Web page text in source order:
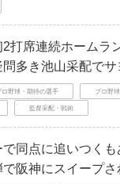
打席連続ホームラ
多き池山采配でサ
ロ野球・期待の選手 プロ野
監督采配・戦術
同点に追いつくも
阪神にスイープさ